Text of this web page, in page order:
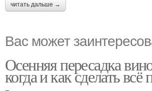
читать дальше →
Вас может
Осенняя пересадка
когда и как сделать всё